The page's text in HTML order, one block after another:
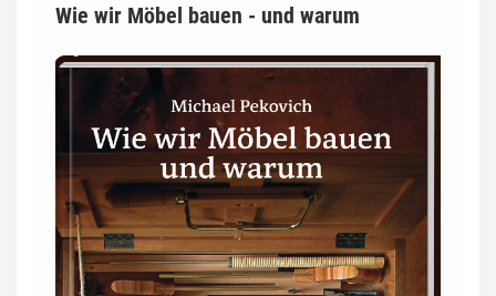
Wie wir Möbel bauen - und warum